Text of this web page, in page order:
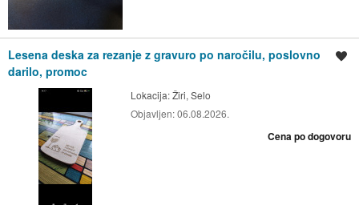
Lesena deska za rezanje z gravuro po naročilu, poslovno
darilo, promoc
Lokacija:Žiri, Selo
Objavljen:06.08.2026.
Cena po dogovoru